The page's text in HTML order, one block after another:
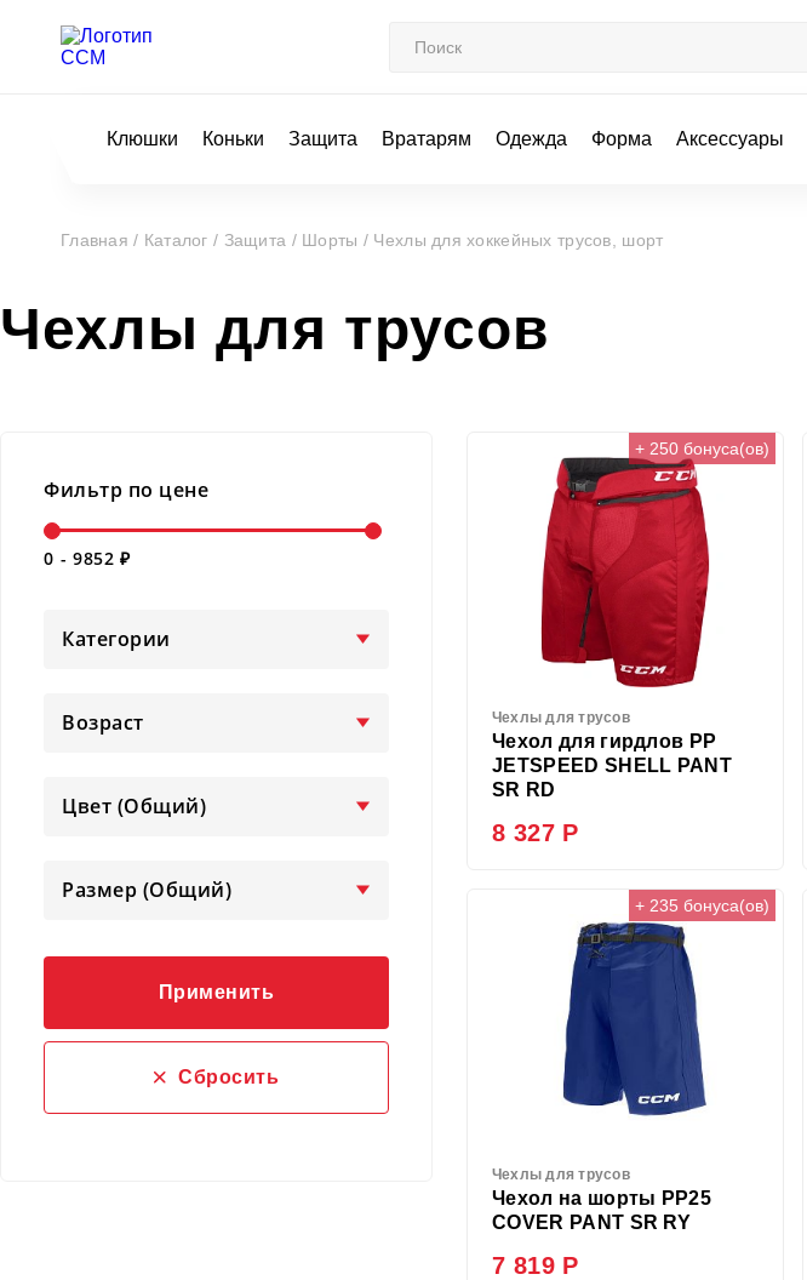
Клюшки Коньки Защита Вратарям Одежда Форма Аксессуары
Главная / Каталог / Защита / Шорты / Чехлы для хоккейных трусов, шорт
Чехлы для трусов
Фильтр по цене
0 - 9852 ₽
Категории
Возраст
Цвет (Общий)
Размер (Общий)
Применить
Сбросить
+ 250 бонуса(ов)
Чехлы для трусов
Чехол для гирдлов PP
JETSPEED SHELL PANT
SR RD
8 327 Р
+ 235 бонуса(ов)
Чехлы для трусов
Чехол на шорты PP25
COVER PANT SR RY
7 819 Р